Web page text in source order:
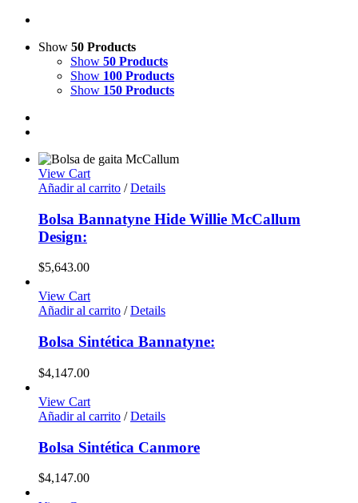
Show 50 Products
Show 50 Products
Show 100 Products
Show 150 Products
View Cart
Añadir al carrito / Details
Bolsa Bannatyne Hide Willie McCallum
Design:
$5,643.00
View Cart
Añadir al carrito / Details
Bolsa Sintética Bannatyne:
$4,147.00
View Cart
Añadir al carrito / Details
Bolsa Sintética Canmore
$4,147.00